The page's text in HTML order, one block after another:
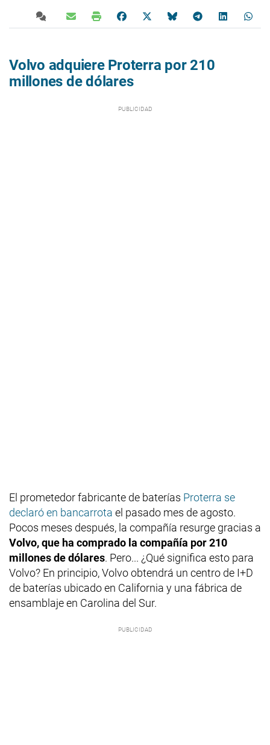
Volvo adquiere Proterra por 210
millones de dólares
El prometedor fabricante de baterías Proterra se
declaró en bancarrota el pasado mes de agosto.
Pocos meses después, la compañía resurge gracias a
Volvo, que ha comprado la compañía por 210
millones de dólares. Pero... ¿Qué significa esto para
Volvo? En principio, Volvo obtendrá un centro de I+D
de baterías ubicado en California y una fábrica de
ensamblaje en Carolina del Sur.